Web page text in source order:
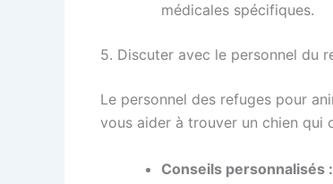
médicales spécifiques.
5. Discuter avec le personnel du
Le personnel des refuges pour
vous aider à trouver un chien
Conseils personnalisés :